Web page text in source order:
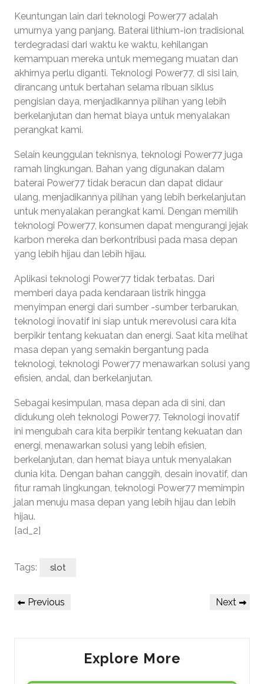
Keuntungan lain dari teknologi Power77 adalah
umurnya yang panjang. Baterai lithium-ion tradisional
terdegradasi dari waktu ke waktu, kehilangan
kemampuan mereka untuk memegang muatan dan
akhirnya perlu diganti. Teknologi Power77, di sisi lain,
dirancang untuk bertahan selama ribuan siklus
pengisian daya, menjadikannya pilihan yang lebih
berkelanjutan dan hemat biaya untuk menyalakan
perangkat kami.
Selain keunggulan teknisnya, teknologi Power77 juga
ramah lingkungan. Bahan yang digunakan dalam
baterai Power77 tidak beracun dan dapat didaur
ulang, menjadikannya pilihan yang lebih berkelanjutan
untuk menyalakan perangkat kami. Dengan memilih
teknologi Power77, konsumen dapat mengurangi jejak
karbon mereka dan berkontribusi pada masa depan
yang lebih hijau dan lebih hijau.
Aplikasi teknologi Power77 tidak terbatas. Dari
memberi daya pada kendaraan listrik hingga
menyimpan energi dari sumber -sumber terbarukan,
teknologi inovatif ini siap untuk merevolusi cara kita
berpikir tentang kekuatan dan energi. Saat kita melihat
masa depan yang semakin bergantung pada
teknologi, teknologi Power77 menawarkan solusi yang
efisien, andal, dan berkelanjutan.
Sebagai kesimpulan, masa depan ada di sini, dan
didukung oleh teknologi Power77. Teknologi inovatif
ini mengubah cara kita berpikir tentang kekuatan dan
energi, menawarkan solusi yang lebih efisien,
berkelanjutan, dan hemat biaya untuk menyalakan
dunia kita. Dengan bahan canggih, desain inovatif, dan
fitur ramah lingkungan, teknologi Power77 memimpin
jalan menuju masa depan yang lebih hijau dan lebih
hijau.
[ad_2]
Tags: slot
Post
Previous
Previous
Next
Next
Explore More